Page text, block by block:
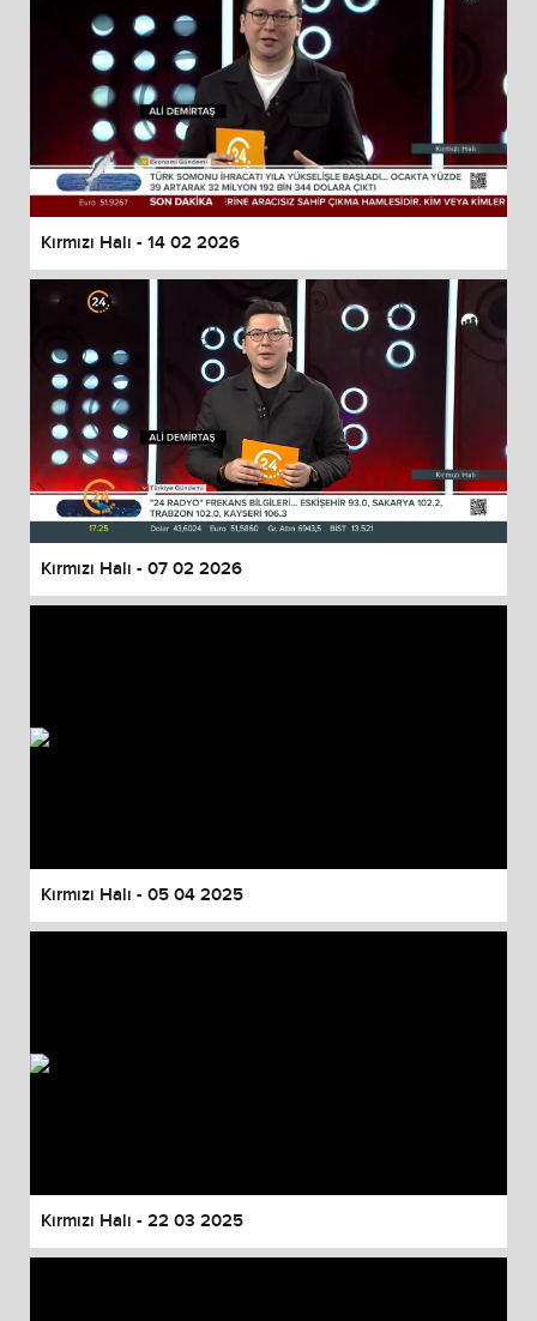
Kırmızı Halı - 14 02 2026
Kırmızı Halı - 07 02 2026
Kırmızı Halı - 05 04 2025
Kırmızı Halı - 22 03 2025